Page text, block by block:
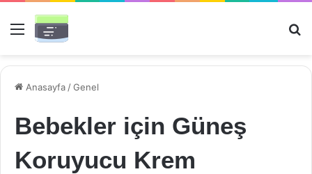
Menü
Anasayfa /Genel
Bebekler için Güneş
Koruyucu Krem